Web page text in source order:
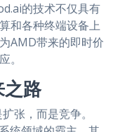
的技术不仅具有
和各种终端设备上
AMD带来的即时价
。
路
张，而是竞争。